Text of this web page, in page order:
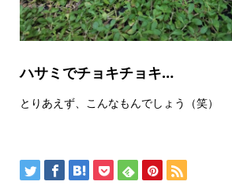
ハサミでチョキチョキ…
とりあえず、こんなもんでしょう（笑）